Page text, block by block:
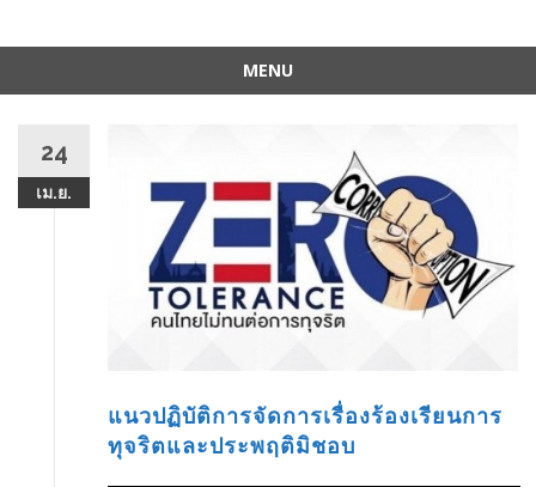
MENU
content
24
เม.ย.
แนวปฏิบัติการจัดการเรื่องร้องเรียนการ
ทุจริตและประพฤติมิชอบ